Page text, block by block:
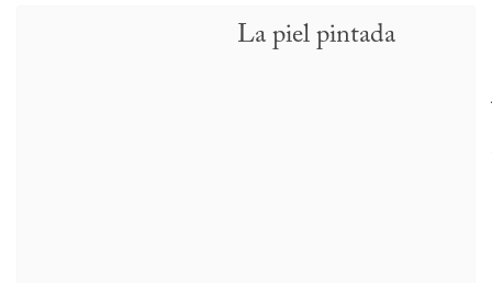
La piel pintada